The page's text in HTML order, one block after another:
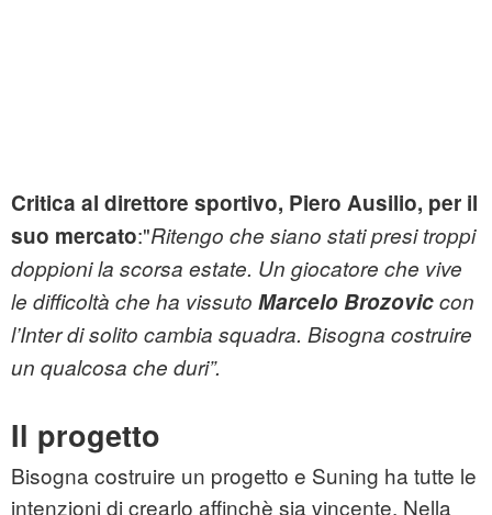
Critica al direttore sportivo, Piero Ausilio, per il
suo mercato:"Ritengo che siano stati presi troppi
doppioni la scorsa estate. Un giocatore che vive
le difficoltà che ha vissuto Marcelo Brozoviccon
l’Inter di solito cambia squadra. Bisogna costruire
un qualcosa che duri”.
Il progetto
Bisogna costruire un progetto e Suning ha tutte le
intenzioni di crearlo affinchè sia vincente. Nella